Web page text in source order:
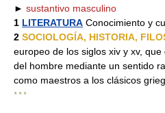
► sustantivo masculino
1 LITERATURA Conocimiento y
2 SOCIOLOGÍA, HISTORIA,
europeo de los siglos xiv y xv,
del hombre mediante un sentido
como maestros a los clásicos
* * *